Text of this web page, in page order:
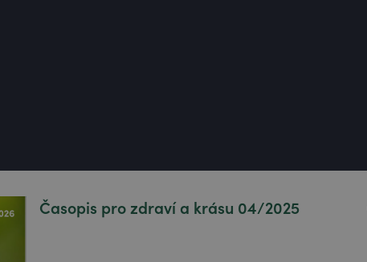
Časopis pro zdraví a krásu 04/2025